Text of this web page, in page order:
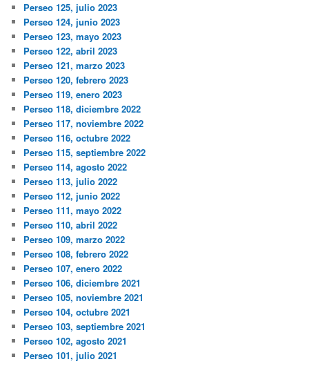
Perseo 125, julio 2023
Perseo 124, junio 2023
Perseo 123, mayo 2023
Perseo 122, abril 2023
Perseo 121, marzo 2023
Perseo 120, febrero 2023
Perseo 119, enero 2023
Perseo 118, diciembre 2022
Perseo 117, noviembre 2022
Perseo 116, octubre 2022
Perseo 115, septiembre 2022
Perseo 114, agosto 2022
Perseo 113, julio 2022
Perseo 112, junio 2022
Perseo 111, mayo 2022
Perseo 110, abril 2022
Perseo 109, marzo 2022
Perseo 108, febrero 2022
Perseo 107, enero 2022
Perseo 106, diciembre 2021
Perseo 105, noviembre 2021
Perseo 104, octubre 2021
Perseo 103, septiembre 2021
Perseo 102, agosto 2021
Perseo 101, julio 2021